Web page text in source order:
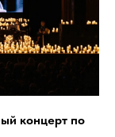
концерт по